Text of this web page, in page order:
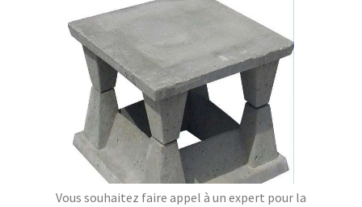
Vous souhaitez faire appel à un expert pour la